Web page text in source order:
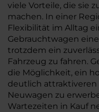
viele Vorteile, die sie
machen. In einer
Flexibilität im Alltag
Gebrauchtwagen
trotzdem ein
Fahrzeug zu fahren.
die Möglichkeit, ein
deutlich attraktiveren
Neuwagen zu
Wartezeiten in Kauf